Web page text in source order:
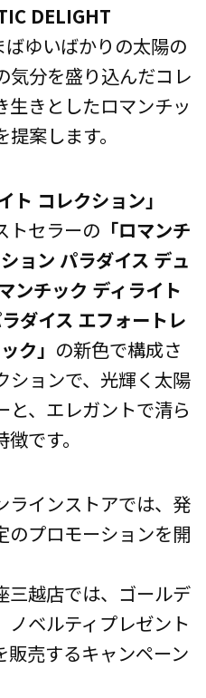
DELIGHT
ばゆいばかりの太陽の
気分を盛り込んだコレ
生きとしたロマンチッ
案します。
ト コレクション」
トセラーの 「ロマンチ
ョン パラダイス デュ
ンチック ディライト
ダイス エフォートレ
ク」 の新色で構成さ
ションで、光輝く太陽
と、エレガントで清ら
です。
インストアでは、発
のプロモーションを開
三越店では、ゴールデ
ノベルティプレゼント
販売するキャンペーン